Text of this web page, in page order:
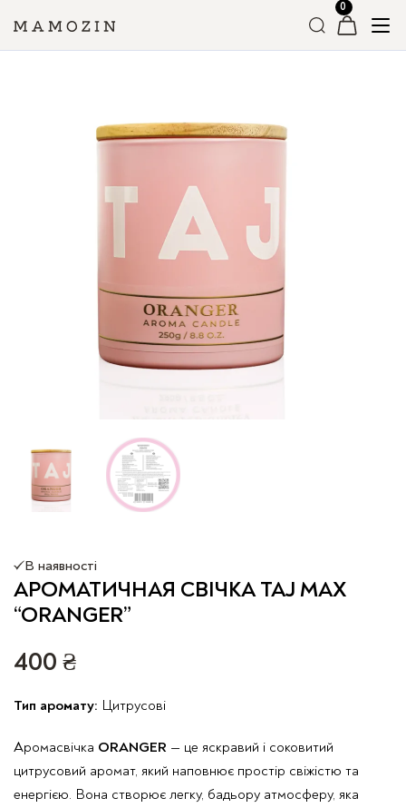
Головна » Магазин
В наявності
АРОМАТИЧНАЯ СВІЧКА TAJ MAX
“ORANGER”
400 ₴
Тип аромату: Цитрусові
Аромасвічка ORANGER — це яскравий і соковитий
цитрусовий аромат, який наповнює простір свіжістю та
енергією. Вона створює легку, бадьору атмосферу, яка